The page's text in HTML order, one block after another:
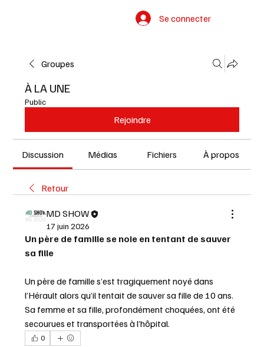
Se connecter
Groupes
À LA UNE
Public
Rejoindre
Discussion Médias Fichiers À propos
Retour
MD SHOW
17 juin 2026
Un père de famille se noie en tentant de sauver
sa fille
Un père de famille s’est tragiquement noyé dans
l’Hérault alors qu’il tentait de sauver sa fille de 10 ans.
Sa femme et sa fille, profondément choquées, ont été
secourues et transportées à l’hôpital.
0